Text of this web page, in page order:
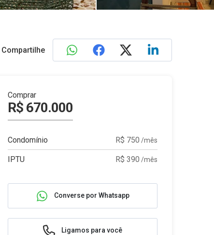
Compartilhe
Comprar
R$ 670.000
Condomínio R$ 750 /mês
IPTU R$ 390 /mês
Converse por Whatsapp
Ligamos para você